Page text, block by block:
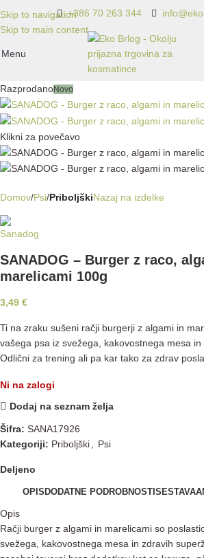
Skip to navigation
Skip to main content
+386 70 263 344
Menu
RazprodanoNovo
Klikni za povečavo
Domov Psi PriboljškiNazaj na izdelke
SANADOG – Burger z raco,
marelicami 100g
3,49 €
Ti na zraku sušeni račji burgerji z algami in
vašega psa iz svežega, kakovostnega mesa
Odlični za trening ali pa kar tako za zdrav
Ni na zalogi
Dodaj na seznam želja
Šifra: SANA17926
Kategoriji: Priboljški, Psi
Deljeno
OPIS DODATNE PODROBNOSTI SESTAVA
Opis
Račji burger z algami in marelicami so
svežega, kakovostnega mesa in zdravih